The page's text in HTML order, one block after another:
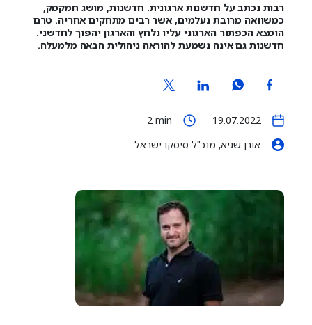
רבות נכתב על חדשנות ארגונית. חדשנות, מושג חמקמק,
כמשוואה מרובת נעלמים, אשר רבים מתחקים אחריה. טרם
הומצא הכפתור הארגוני עליו נלחץ והארגון יהפוך לחדשני.
חדשנות גם אינה נשמעת להוראה ניהולית הבאה מלמעלה.
19.07.2022
2 min
אורן שגיא, מנכ"ל סיסקו ישראל